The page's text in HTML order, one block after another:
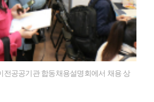
전공공기관 합동채용설명회에서 채용 상